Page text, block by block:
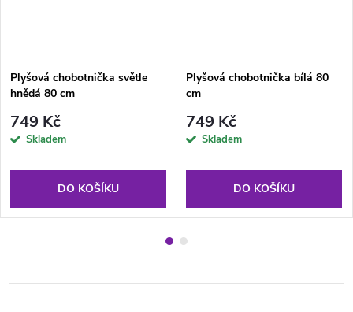
Plyšová chobotnička světle
hnědá 80 cm
749 Kč
Skladem
DO KOŠÍKU
Plyšová chobotnička bílá 80
cm
749 Kč
Skladem
DO KOŠÍKU